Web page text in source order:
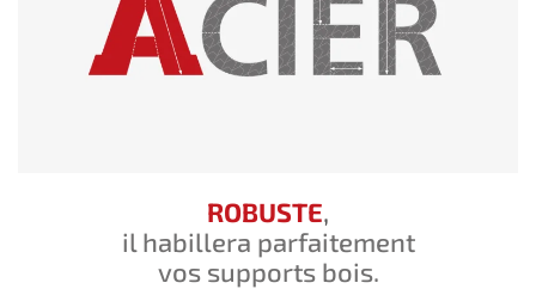
ROBUSTE,
il habillera parfaitement
vos supports bois.